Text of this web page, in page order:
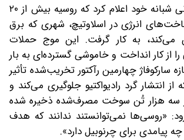
زلنسکی در سخنرانی شبانه خود اعلام کرد که روسیه بیش از ۲۰
انرژی در اسلاوتیچ، شهری که برق
می‌کند، به‌ کار گرفت. این موج حملات
از کار انداخت و خاموشی گسترده‌ای به بار
سارکوفاژ چهارمین رآکتور تخریب‌شده تأثیر
انتشار گرد رادیواکتیو جلوگیری می‌کند و
سه‌ هزار تُن سوخت مصرف‌شده ذخیره شده
«روسی‌ها نمی‌توانستند ندانند که هدف
چه پیامدی برای چرنوبیل دارد».